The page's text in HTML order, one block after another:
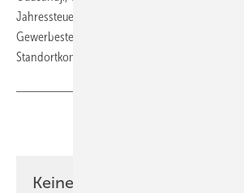
Jahressteuergesetz 2024 verbleiben 90 Prozent
Gewerbesteuereinnahmen aus
Standortkommune.
Keine Zeit? Kein Problem mit